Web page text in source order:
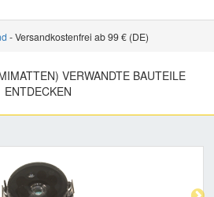
- Versandkostenfrei ab 99 € (DE)
VERWANDTE BAUTEILE E
NTDECKEN